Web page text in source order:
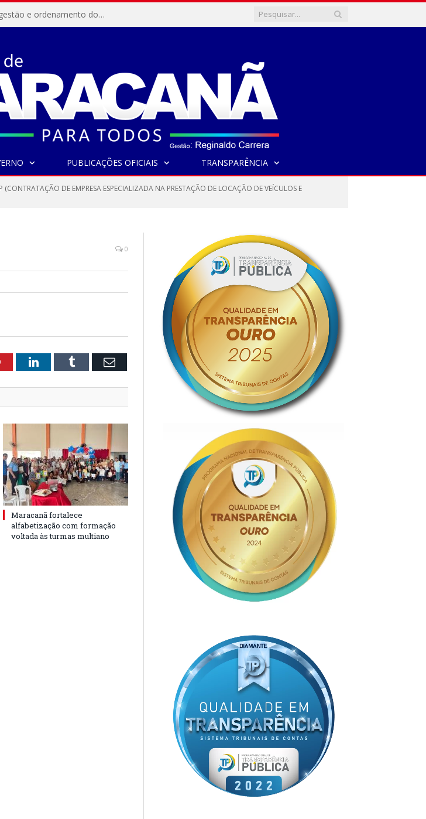
Resex Maracanã avança no processo de gestão e ordenamento do turismo em nossas áreas protegidas.
PUBLICAÇÕES OFICIAIS TRANSPARÊNCIA
(CONTRATAÇÃO DE EMPRESA ESPECIALIZADA NA PRESTAÇÃO DE LOCAÇÃO DE VEÍCULOS E
0
PinterestLinkedInTumblr Email
Maracanã fortalece
alfabetização com formação
voltada às turmas multiano